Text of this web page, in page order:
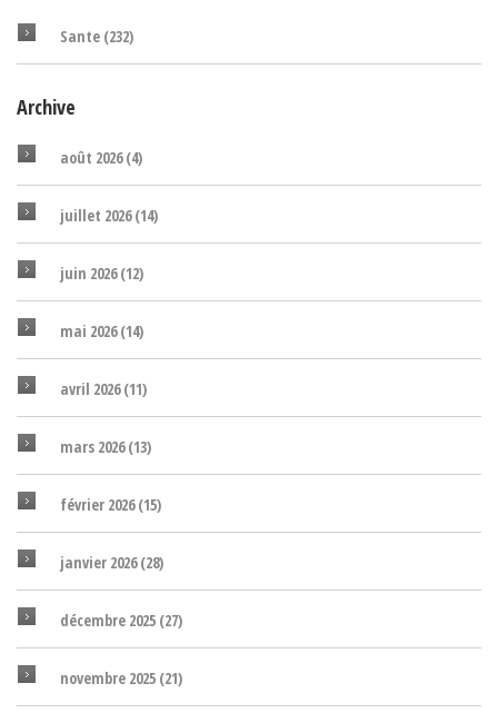
Sante (232)
Archive
août 2026(4)
juillet 2026(14)
juin 2026(12)
mai 2026(14)
avril 2026(11)
mars 2026(13)
février 2026(15)
janvier 2026(28)
décembre 2025 (27)
novembre 2025 (21)